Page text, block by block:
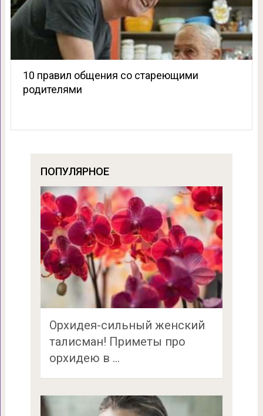
10 правил общения со стареющими
родителями
ПОПУЛЯРНОЕ
Орхидея-сильный женский
талисман! Приметы про
орхидею в …